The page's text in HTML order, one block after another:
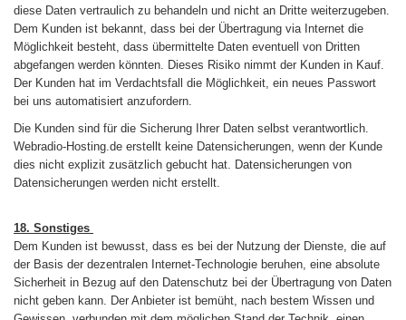
diese Daten vertraulich zu behandeln und nicht an Dritte weiterzugeben.
Dem Kunden ist bekannt, dass bei der Übertragung via Internet die
Möglichkeit besteht, dass übermittelte Daten eventuell von Dritten
abgefangen werden könnten. Dieses Risiko nimmt der Kunden in Kauf.
Der Kunden hat im Verdachtsfall die Möglichkeit, ein neues Passwort
bei uns automatisiert anzufordern.
Die Kunden sind für die Sicherung Ihrer Daten selbst verantwortlich.
Webradio-Hosting.de erstellt keine Datensicherungen, wenn der Kunde
dies nicht explizit zusätzlich gebucht hat. Datensicherungen von
Datensicherungen werden nicht erstellt.
18. Sonstiges
Dem Kunden ist bewusst, dass es bei der Nutzung der Dienste, die auf
der Basis der dezentralen Internet-Technologie beruhen, eine absolute
Sicherheit in Bezug auf den Datenschutz bei der Übertragung von Daten
nicht geben kann. Der Anbieter ist bemüht, nach bestem Wissen und